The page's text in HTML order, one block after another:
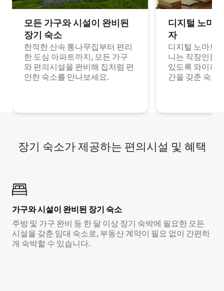
모든 가구와 시설이 완비된
장기 숙소
한적한 산속 통나무집부터 편리
한 도심 아파트까지, 모든 가구
와 편의시설을 완비해 집처럼 편
안한 숙소를 만나보세요.
디지털 노마
자
디지털 노마드
니는 직장인들
있도록 와이파
간을 갖춘 숙소
장기 숙소가 제공하는 편의시설 및 혜택
가구와 시설이 완비된 장기 숙소
주방 및 가구 완비 등 한 달 이상 장기 숙박에 필요한 모든
시설을 갖춘 임대 숙소로, 부동산 계약이 필요 없이 간편하
게 숙박할 수 있습니다.